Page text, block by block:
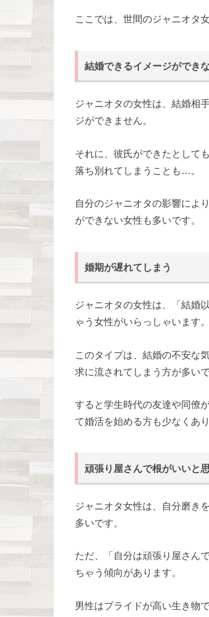
ここでは、世間のジャニオタ
結婚できるイメージができ
ジャニオタの女性は、結婚相
ジができません。
それに、彼氏ができたとして
落ち別れてしまうことも…。
自分のジャニオタの影響によ
ができない女性も多いです。
婚期が遅れてしまう
ジャニオタの女性は、「結婚
ゃう女性がいらっしゃいます。
このタイプは、結婚の不安な
求に流されてしまう方が多いで
すると学生時代の友達や同僚
て婚活を始める方も少なくあり
頑張り屋さんで根がいいと
ジャニオタ女性は、自分磨き
多いです。
ただ、「自分は頑張り屋さん
ちゃう傾向があります。
男性はプライドが高い生き物